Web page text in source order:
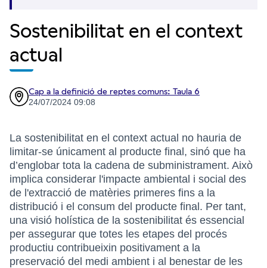
Sostenibilitat en el context
actual
Cap a la definició de reptes comuns: Taula 6
24/07/2024 09:08
La sostenibilitat en el context actual no hauria de
limitar-se únicament al producte final, sinó que ha
d’englobar tota la cadena de subministrament. Això
implica considerar l'impacte ambiental i social des
de l'extracció de matèries primeres fins a la
distribució i el consum del producte final. Per tant,
una visió holística de la sostenibilitat és essencial
per assegurar que totes les etapes del procés
productiu contribueixin positivament a la
preservació del medi ambient i al benestar de les